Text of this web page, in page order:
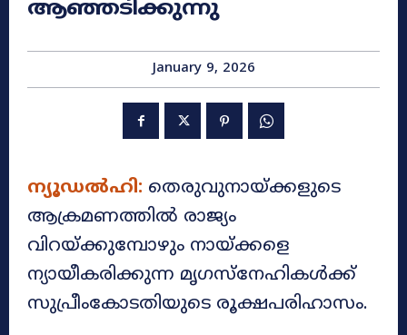
ആഞ്ഞടിക്കുന്നു
January 9, 2026
ന്യൂഡല്‍ഹി: തെരുവുനായ്ക്കളുടെ
ആക്രമണത്തിൽ രാജ്യം
വിറയ്ക്കുമ്പോഴും നായ്ക്കളെ
ന്യായീകരിക്കുന്ന മൃഗസ്‌നേഹികൾക്ക്
സുപ്രീംകോടതിയുടെ രൂക്ഷപരിഹാസം.